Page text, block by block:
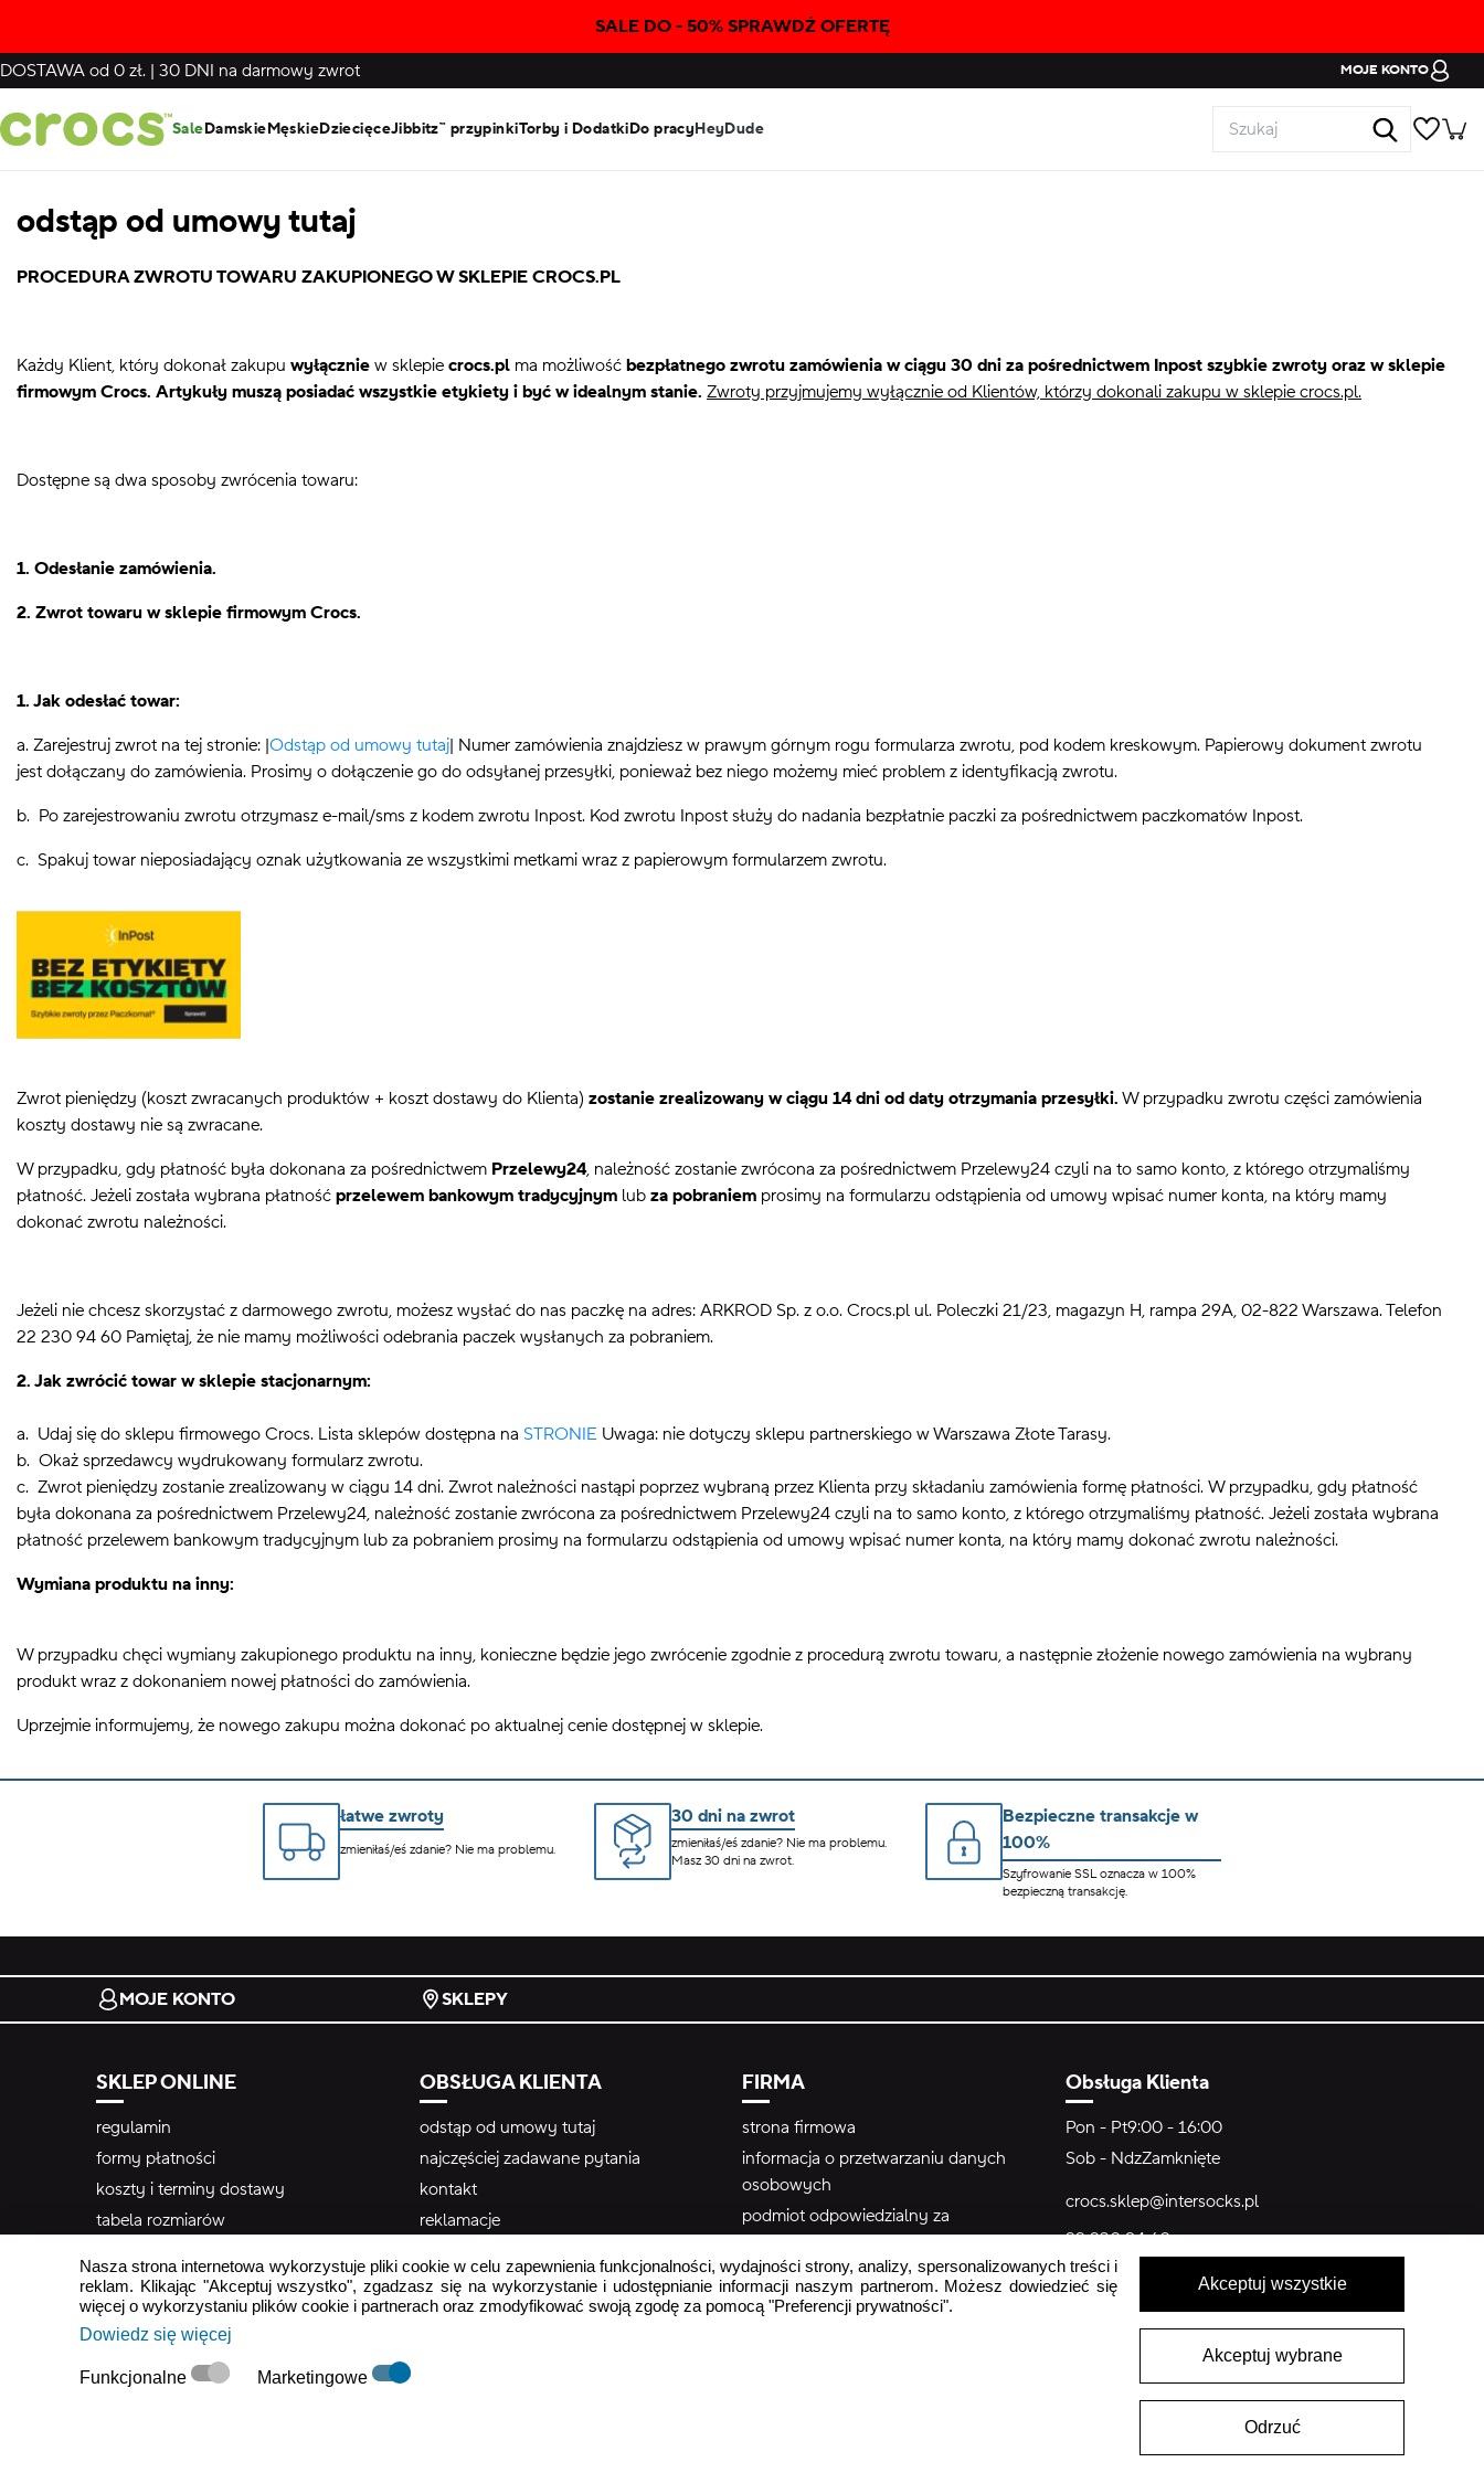
SALE DO - 50% SPRAWDŹ OFERTĘ
DOSTAWA od 0 zł. | 30 DNI na darmowy zwrot MOJE KONTO
SaleDamskieMęskieDziecięceJibbitz™ przypinkiTorby i DodatkiDo pracyHeyDude
odstąp od umowy tutaj
PROCEDURA ZWROTU TOWARU ZAKUPIONEGO W SKLEPIE CROCS.PL
Każdy Klient, który dokonał zakupu wyłącznie w sklepie crocs.pl ma możliwość bezpłatnego zwrotu zamówienia w ciągu 30 dni za pośrednictwem Inpost szybkie zwroty oraz w sklepie
firmowym Crocs. Artykuły muszą posiadać wszystkie etykiety i być w idealnym stanie. Zwroty przyjmujemy wyłącznie od Klientów, którzy dokonali zakupu w sklepie crocs.pl.
Dostępne są dwa sposoby zwrócenia towaru:
1. Odesłanie zamówienia.
2. Zwrot towaru w sklepie firmowym Crocs.
1. Jak odesłać towar:
a. Zarejestruj zwrot na tej stronie: |Odstąp od umowy tutaj| Numer zamówienia znajdziesz w prawym górnym rogu formularza zwrotu, pod kodem kreskowym. Papierowy dokument zwrotu
jest dołączany do zamówienia. Prosimy o dołączenie go do odsyłanej przesyłki, ponieważ bez niego możemy mieć problem z identyfikacją zwrotu.
b. Po zarejestrowaniu zwrotu otrzymasz e-mail/sms z kodem zwrotu Inpost. Kod zwrotu Inpost służy do nadania bezpłatnie paczki za pośrednictwem paczkomatów Inpost.
c. Spakuj towar nieposiadający oznak użytkowania ze wszystkimi metkami wraz z papierowym formularzem zwrotu.
Zwrot pieniędzy (koszt zwracanych produktów + koszt dostawy do Klienta) zostanie zrealizowany w ciągu 14 dni od daty otrzymania przesyłki. W przypadku zwrotu części zamówienia
koszty dostawy nie są zwracane.
W przypadku, gdy płatność była dokonana za pośrednictwem Przelewy24, należność zostanie zwrócona za pośrednictwem Przelewy24 czyli na to samo konto, z którego otrzymaliśmy
płatność. Jeżeli została wybrana płatność przelewem bankowym tradycyjnym lub za pobraniem prosimy na formularzu odstąpienia od umowy wpisać numer konta, na który mamy
dokonać zwrotu należności.
Jeżeli nie chcesz skorzystać z darmowego zwrotu, możesz wysłać do nas paczkę na adres: ARKROD Sp. z o.o. Crocs.pl ul. Poleczki 21/23, magazyn H, rampa 29A, 02-822 Warszawa. Telefon
22 230 94 60 Pamiętaj, że nie mamy możliwości odebrania paczek wysłanych za pobraniem.
2. Jak zwrócić towar w sklepie stacjonarnym:
a. Udaj się do sklepu firmowego Crocs. Lista sklepów dostępna na STRONIE Uwaga: nie dotyczy sklepu partnerskiego w Warszawa Złote Tarasy.
b. Okaż sprzedawcy wydrukowany formularz zwrotu.
c. Zwrot pieniędzy zostanie zrealizowany w ciągu 14 dni. Zwrot należności nastąpi poprzez wybraną przez Klienta przy składaniu zamówienia formę płatności. W przypadku, gdy płatność
była dokonana za pośrednictwem Przelewy24, należność zostanie zwrócona za pośrednictwem Przelewy24 czyli na to samo konto, z którego otrzymaliśmy płatność. Jeżeli została wybrana
płatność przelewem bankowym tradycyjnym lub za pobraniem prosimy na formularzu odstąpienia od umowy wpisać numer konta, na który mamy dokonać zwrotu należności.
Wymiana produktu na inny:
W przypadku chęci wymiany zakupionego produktu na inny, konieczne będzie jego zwrócenie zgodnie z procedurą zwrotu towaru, a następnie złożenie nowego zamówienia na wybrany
produkt wraz z dokonaniem nowej płatności do zamówienia.
Uprzejmie informujemy, że nowego zakupu można dokonać po aktualnej cenie dostępnej w sklepie.
łatwe zwroty
zmieniłaś/eś zdanie? Nie ma problemu.
30 dni na zwrot
zmieniłaś/eś zdanie? Nie ma problemu.
Masz 30 dni na zwrot.
Bezpieczne transakcje w
100%
Szyfrowanie SSL oznacza w 100%
bezpieczną transakcję.
MOJE KONTO SKLEPY
SKLEP ONLINE
regulamin
formy płatności
koszty i terminy dostawy
tabela rozmiarów
OBSŁUGA KLIENTA
odstąp od umowy tutaj
najczęściej zadawane pytania
kontakt
reklamacje
FIRMA
strona firmowa
informacja o przetwarzaniu danych
osobowych
podmiot odpowiedzialny za
Regulamin wykorzystania treści
użytkownika – #yescrocs
Obsługa Klienta
Pon - Pt9:00 - 16:00
Sob - NdzZamknięte
crocs.sklep@intersocks.pl
22 230 94 60
Polityki Prywatności.
Nasza strona internetowa wykorzystuje pliki cookie w celu zapewnienia funkcjonalności, wydajności strony, analizy, spersonalizowanych treści i
reklam. Klikając "Akceptuj wszystko", zgadzasz się na wykorzystanie i udostępnianie informacji naszym partnerom. Możesz dowiedzieć się
więcej o wykorzystaniu plików cookie i partnerach oraz zmodyfikować swoją zgodę za pomocą "Preferencji prywatności".
Dowiedz się więcej
Funkcjonalne Marketingowe
Akceptuj wszystkie
Akceptuj wybrane
Odrzuć